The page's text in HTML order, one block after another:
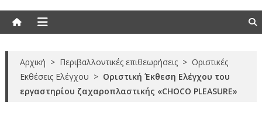
Αρχική > Περιβαλλοντικές επιθεωρήσεις > Οριστικές
Εκθέσεις Ελέγχου > Οριστική Έκθεση Ελέγχου του
εργαστηρίου ζαχαροπλαστικής «CHOCO PLEASURE»